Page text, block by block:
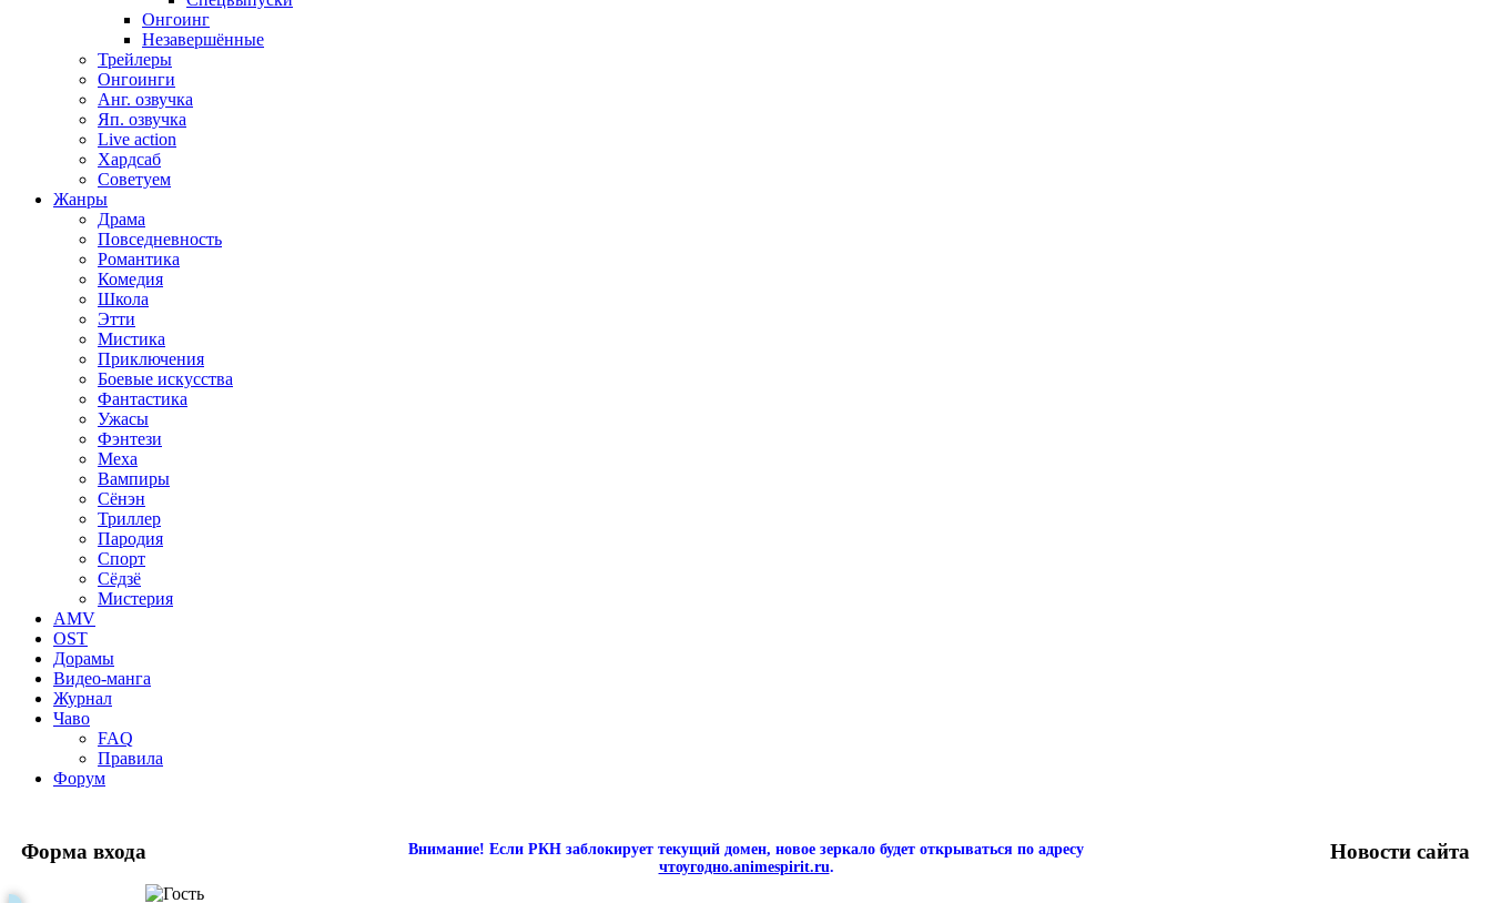
Онгоинг
Незавершённые
Трейлеры
Онгоинги
Анг. озвучка
Яп. озвучка
Live action
Хардсаб
Советуем
Жанры
Драма
Повседневность
Романтика
Комедия
Школа
Этти
Мистика
Приключения
Боевые искусства
Фантастика
Ужасы
Фэнтези
Меха
Вампиры
Сёнэн
Триллер
Пародия
Спорт
Сёдзё
Мистерия
AMV
OST
Дорамы
Видео-манга
Журнал
Чаво
FAQ
Правила
Форум
Форма входа
Внимание! Если РКН заблокирует текущий домен, новое зеркало будет открываться по адресу
чтоугодно.animespirit.ru.
Новости сайта